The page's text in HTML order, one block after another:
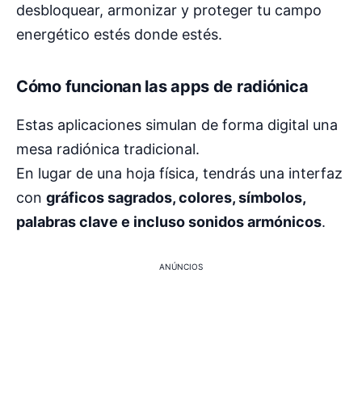
desbloquear, armonizar y proteger tu campo
energético estés donde estés.
Cómo funcionan las apps de radiónica
Estas aplicaciones simulan de forma digital una
mesa radiónica tradicional.
En lugar de una hoja física, tendrás una interfaz
con gráficos sagrados, colores, símbolos,
palabras clave e incluso sonidos armónicos.
ANÚNCIOS